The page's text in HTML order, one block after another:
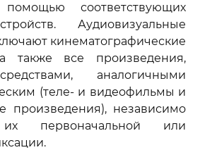
соответствующих
Аудиовизуальные
кинематографические
также все произведения,
аналогичными
(теле- и видеофильмы и
произведения), независимо
первоначальной или